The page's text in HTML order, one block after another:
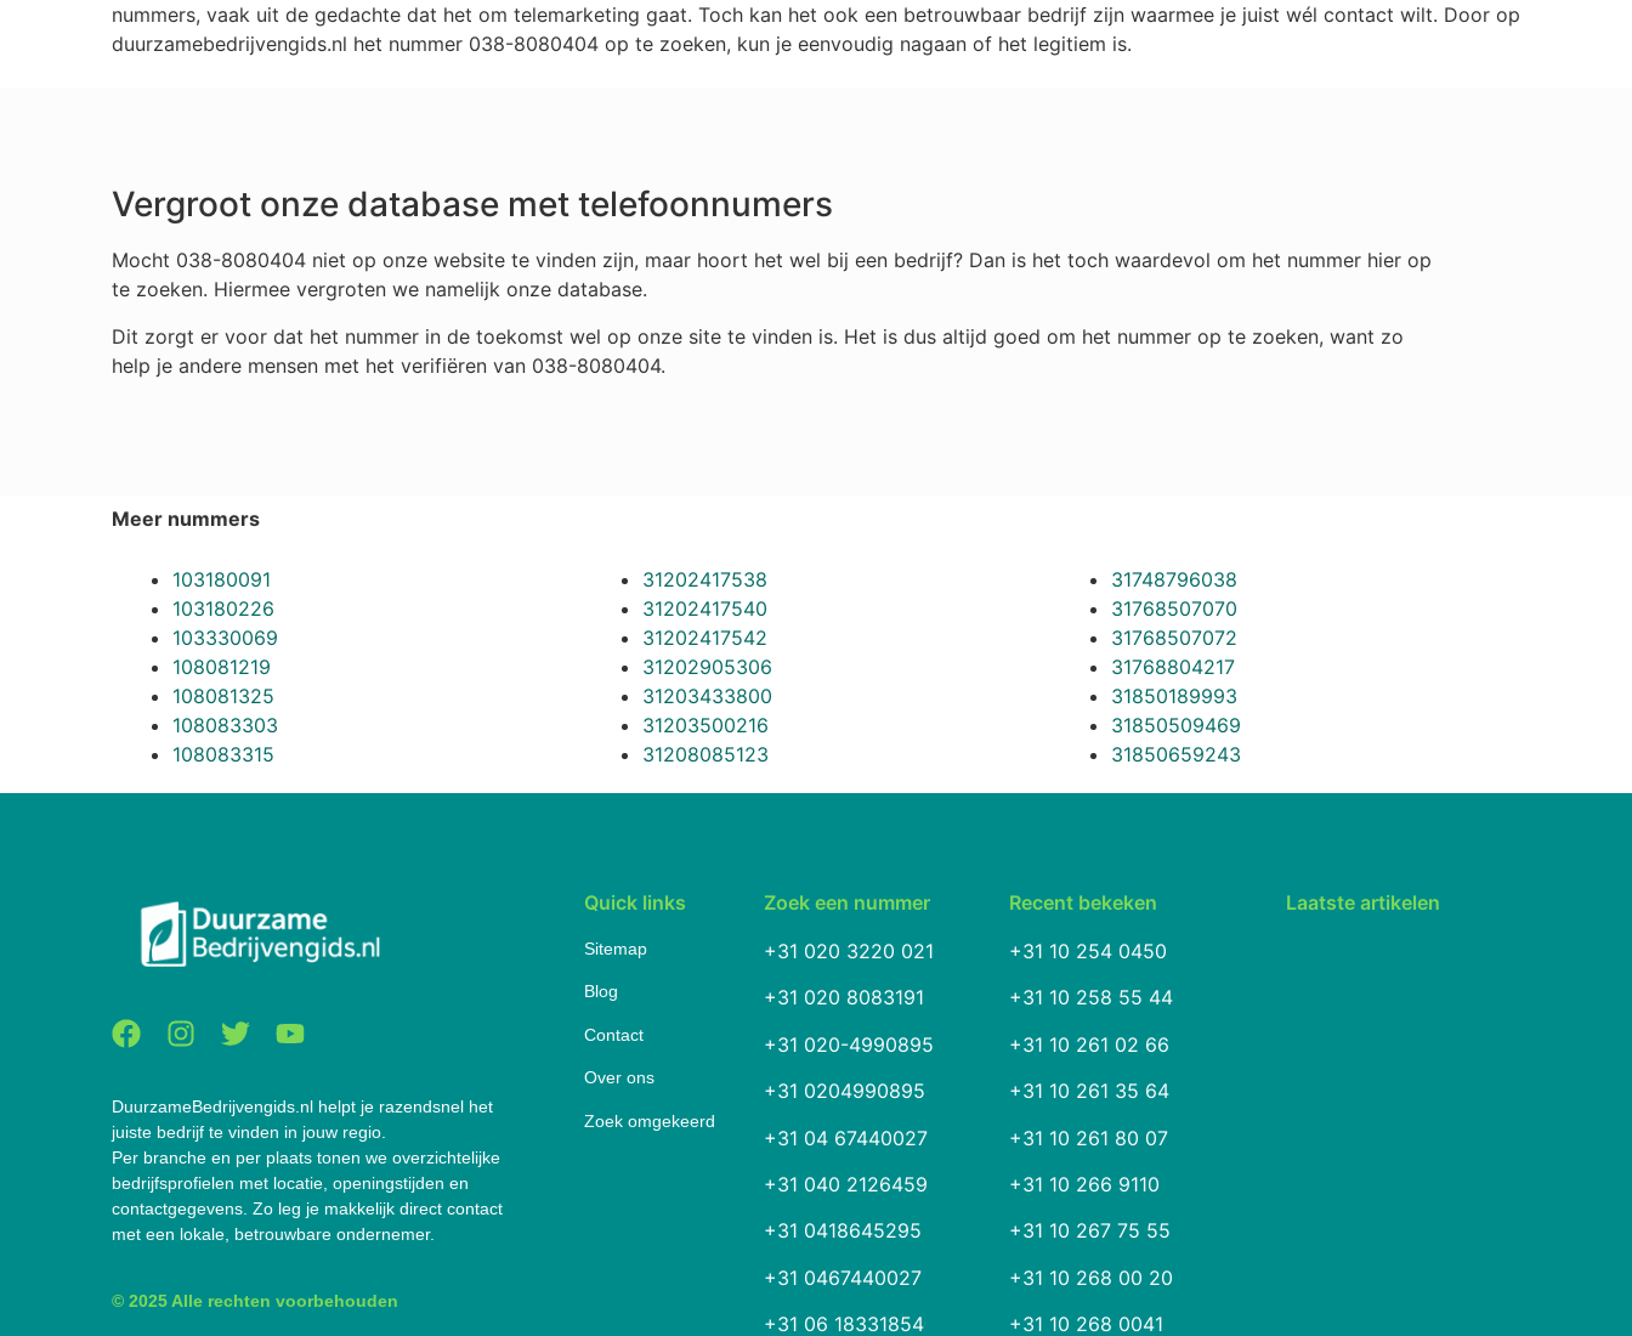
nummers, vaak uit de gedachte dat het om telemarketing gaat. Toch kan het ook een betrouwbaar bedrijf zijn waarmee je juist wél contact wilt. Door op
duurzamebedrijvengids.nl het nummer 038-8080404 op te zoeken, kun je eenvoudig nagaan of het legitiem is.
Vergroot onze database met telefoonnumers
Mocht 038-8080404 niet op onze website te vinden zijn, maar hoort het wel bij een bedrijf? Dan is het toch waardevol om het nummer hier op
te zoeken. Hiermee vergroten we namelijk onze database.
Dit zorgt er voor dat het nummer in de toekomst wel op onze site te vinden is. Het is dus altijd goed om het nummer op te zoeken, want zo
help je andere mensen met het verifiëren van 038-8080404.
Meer nummers
103180091
103180226
103330069
108081219
108081325
108083303
108083315
31202417538
31202417540
31202417542
31202905306
31203433800
31203500216
31208085123
31748796038
31768507070
31768507072
31768804217
31850189993
31850509469
31850659243
DuurzameBedrijvengids.nl helpt je razendsnel het
juiste bedrijf te vinden in jouw regio.
Per branche en per plaats tonen we overzichtelijke
bedrijfsprofielen met locatie, openingstijden en
contactgegevens. Zo leg je makkelijk direct contact
met een lokale, betrouwbare ondernemer.
© 2025 Alle rechten voorbehouden
Quick links
Sitemap
Blog
Contact
Over ons
Zoek omgekeerd
Zoek een nummer
+31 020 3220 021
+31 020 8083191
+31 020-4990895
+31 0204990895
+31 04 67440027
+31 040 2126459
+31 0418645295
+31 0467440027
+31 06 18331854
Recent bekeken
+31 10 254 0450
+31 10 258 55 44
+31 10 261 02 66
+31 10 261 35 64
+31 10 261 80 07
+31 10 266 9110
+31 10 267 75 55
+31 10 268 00 20
+31 10 268 0041
Laatste artikelen